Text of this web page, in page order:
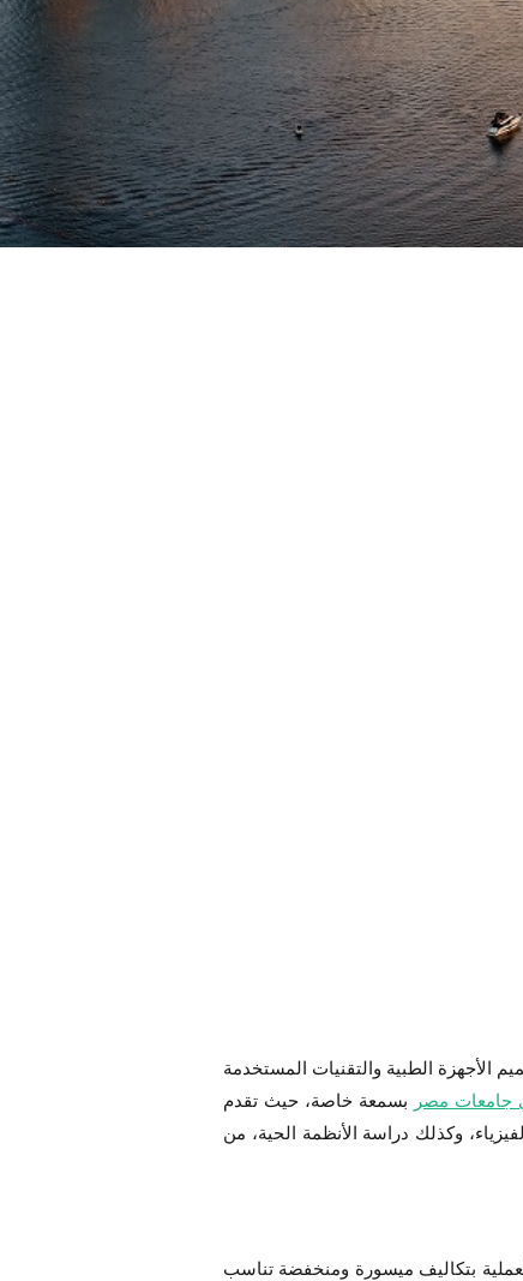
الأجهزة الطبية والتقنيات المستخدمة
جامعات مصر بسمعة خاصة، حيث تقدم
وكذلك دراسة الأنظمة الحية، من
بتكاليف ميسورة ومنخفضة تناسب